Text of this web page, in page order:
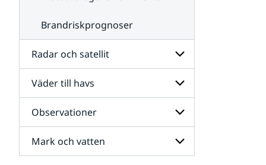
Brandriskprognoser
Radar och satellit
Undersidor
för
Radar
och
satellit
Väder till havs
Undersidor
för
Väder
till
havs
Observationer
Undersidor
för
Mark och vatten